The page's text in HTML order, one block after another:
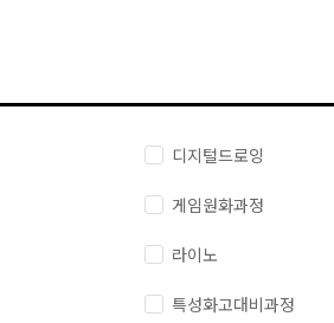
디지털드로잉
게임원화과정
라이노
특성화고대비과정